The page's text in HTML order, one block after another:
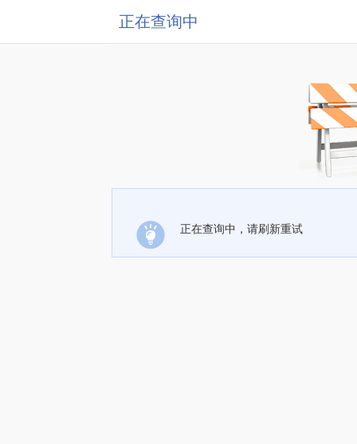
正在查询中
正在查询中，请刷新重试